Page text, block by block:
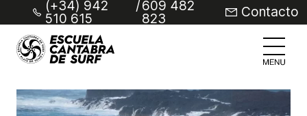
(+34) 942
510 615
/609 482
823 Contacto